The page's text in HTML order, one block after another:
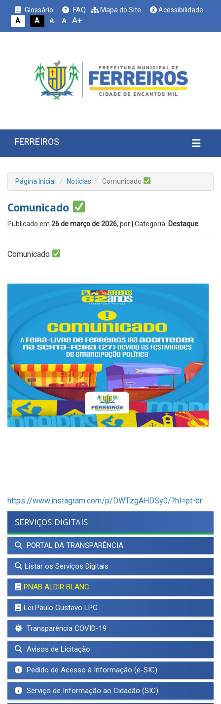
Glossário FAQ Mapa do Site
Acessibilidade
A
A A- A A+
FERREIROS
Página Inicial Notícias Comunicado
Comunicado
Publicado em 26 de março de 2026, por | Categoria: Destaque
Comunicado
https://www.instagram.com/p/DWTzgAHDSy0/?hl=pt-br
SERVIÇOS DIGITAIS
PORTAL DA TRANSPARÊNCIA
Listar os Serviços Digitais
PNAB ALDIR BLANC
Lei Paulo Gustavo LPG
Transparência COVID-19
Avisos de Licitação
Pedido de Acesso à Informação (e-SIC)
Serviço de Informação ao Cidadão (SIC)